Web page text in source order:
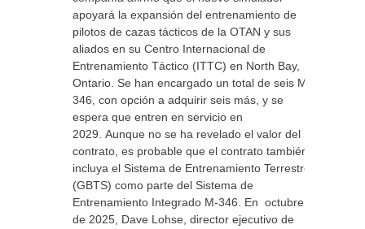
apoyará la expansión del entrenamiento de
pilotos de cazas tácticos de la OTAN y sus
aliados en su Centro Internacional de
Entrenamiento Táctico (ITTC) en North Bay,
Ontario. Se han encargado un total de seis M-
346, con opción a adquirir seis más, y se
espera que entren en servicio en
2029. Aunque no se ha revelado el valor del
contrato, es probable que el contrato también
incluya el Sistema de Entrenamiento Terrestre
(GBTS) como parte del Sistema de
Entrenamiento Integrado M-346. En octubre
de 2025, Dave Lohse, director ejecutivo de